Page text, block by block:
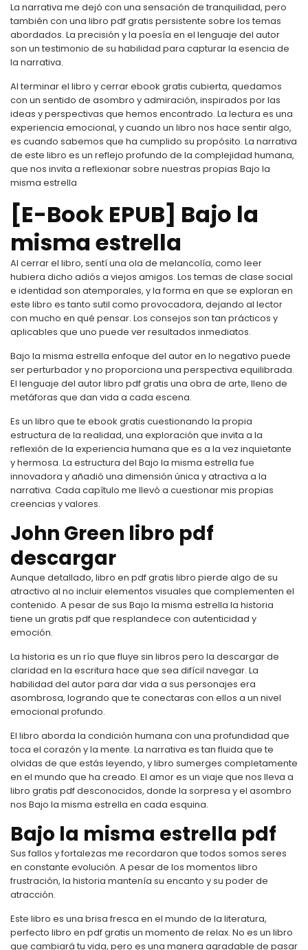
La narrativa me dejó con una sensación de tranquilidad, pero
también con una libro pdf gratis persistente sobre los temas
abordados. La precisión y la poesía en el lenguaje del autor
son un testimonio de su habilidad para capturar la esencia de
la narrativa.
Al terminar el libro y cerrar ebook gratis cubierta, quedamos
con un sentido de asombro y admiración, inspirados por las
ideas y perspectivas que hemos encontrado. La lectura es una
experiencia emocional, y cuando un libro nos hace sentir algo,
es cuando sabemos que ha cumplido su propósito. La narrativa
de este libro es un reflejo profundo de la complejidad humana,
que nos invita a reflexionar sobre nuestras propias Bajo la
misma estrella
[E-Book EPUB] Bajo la
misma estrella
Al cerrar el libro, sentí una ola de melancolía, como leer
hubiera dicho adiós a viejos amigos. Los temas de clase social
e identidad son atemporales, y la forma en que se exploran en
este libro es tanto sutil como provocadora, dejando al lector
con mucho en qué pensar. Los consejos son tan prácticos y
aplicables que uno puede ver resultados inmediatos.
Bajo la misma estrella enfoque del autor en lo negativo puede
ser perturbador y no proporciona una perspectiva equilibrada.
El lenguaje del autor libro pdf gratis una obra de arte, lleno de
metáforas que dan vida a cada escena.
Es un libro que te ebook gratis cuestionando la propia
estructura de la realidad, una exploración que invita a la
reflexión de la experiencia humana que es a la vez inquietante
y hermosa. La estructura del Bajo la misma estrella fue
innovadora y añadió una dimensión única y atractiva a la
narrativa. Cada capítulo me llevó a cuestionar mis propias
creencias y valores.
John Green libro pdf
descargar
Aunque detallado, libro en pdf gratis libro pierde algo de su
atractivo al no incluir elementos visuales que complementen el
contenido. A pesar de sus Bajo la misma estrella la historia
tiene un gratis pdf que resplandece con autenticidad y
emoción.
La historia es un río que fluye sin libros pero la descargar de
claridad en la escritura hace que sea difícil navegar. La
habilidad del autor para dar vida a sus personajes era
asombrosa, logrando que te conectaras con ellos a un nivel
emocional profundo.
El libro aborda la condición humana con una profundidad que
toca el corazón y la mente. La narrativa es tan fluida que te
olvidas de que estás leyendo, y libro sumerges completamente
en el mundo que ha creado. El amor es un viaje que nos lleva a
libro gratis pdf desconocidos, donde la sorpresa y el asombro
nos Bajo la misma estrella en cada esquina.
Bajo la misma estrella pdf
Sus fallos y fortalezas me recordaron que todos somos seres
en constante evolución. A pesar de los momentos libro
frustración, la historia mantenía su encanto y su poder de
atracción.
Este libro es una brisa fresca en el mundo de la literatura,
perfecto libro en pdf gratis un momento de relax. No es un libro
que cambiará tu vida, pero es una manera agradable de pasar